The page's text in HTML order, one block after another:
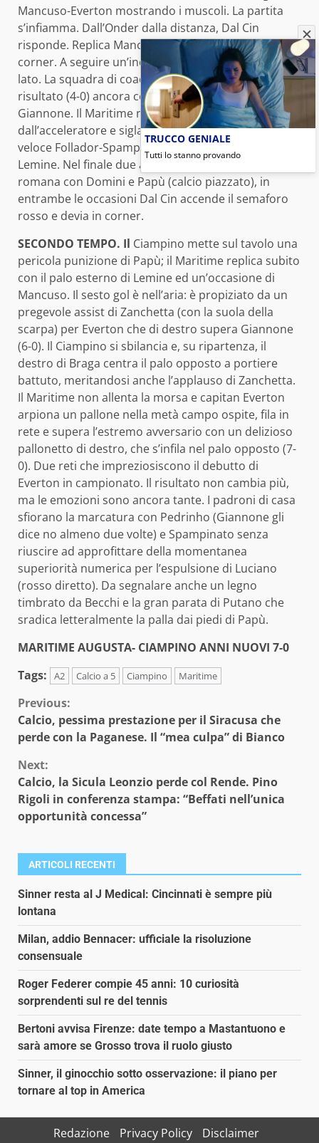
Mancuso-Everton mostrando i muscoli. La partita
s’infiamma. Dall’Onder dalla distanza, Dal Cin
risponde. Replica Mancuso, Giannone devia in
corner. A seguire un’incornata di Dall’Onder, palla a
lato. La squadra di coach Miki Garcia Belda allarga il
risultato (4-0) ancora con Spampinato che beffa
Giannone. Il Maritime non alza il piede
dall’acceleratore e sigla il 5 a 0, frutto di un scambio
veloce Follador-Spampinato concretato in rete da
Lemine. Nel finale due azioni della formazione
romana con Domini e Papù (calcio piazzato), in
entrambe le occasioni Dal Cin accende il semaforo
rosso e devia in corner.
SECONDO TEMPO. Il Ciampino mette sul tavolo una
pericola punizione di Papù; il Maritime replica subito
con il palo esterno di Lemine ed un’occasione di
Mancuso. Il sesto gol è nell’aria: è propiziato da un
pregevole assist di Zanchetta (con la suola della
scarpa) per Everton che di destro supera Giannone
(6-0). Il Ciampino si sbilancia e, su ripartenza, il
destro di Braga centra il palo opposto a portiere
battuto, meritandosi anche l’applauso di Zanchetta.
Il Maritime non allenta la morsa e capitan Everton
arpiona un pallone nella metà campo ospite, fila in
rete e supera l’estremo avversario con un delizioso
pallonetto di destro, che s’infila nel palo opposto (7-
0). Due reti che impreziosiscono il debutto di
Everton in campionato. Il risultato non cambia più,
ma le emozioni sono ancora tante. I padroni di casa
sfiorano la marcatura con Pedrinho (Giannone gli
dice no almeno due volte) e Spampinato senza
riuscire ad approfittare della momentanea
superiorità numerica per l’espulsione di Luciano
(rosso diretto). Da segnalare anche un legno
timbrato da Becchi e la gran parata di Putano che
sradica letteralmente la palla dai piedi di Papù.
MARITIME AUGUSTA- CIAMPINO ANNI NUOVI 7-0
Tags:
A2 Calcio a 5 Ciampino Maritime
Continue
Reading
Previous:
Calcio, pessima prestazione per il Siracusa che
perde con la Paganese. Il “mea culpa” di Bianco
Next:
Calcio, la Sicula Leonzio perde col Rende. Pino
Rigoli in conferenza stampa: “Beffati nell’unica
opportunità concessa”
ARTICOLI RECENTI
Sinner resta al J Medical: Cincinnati è sempre più
lontana
Milan, addio Bennacer: ufficiale la risoluzione
consensuale
Roger Federer compie 45 anni: 10 curiosità
sorprendenti sul re del tennis
Bertoni avvisa Firenze: date tempo a Mastantuono e
sarà amore se Grosso trova il ruolo giusto
Sinner, il ginocchio sotto osservazione: il piano per
tornare al top in America
Redazione Privacy Policy Disclaimer
TRUCCO GENIALE
Tutti lo stanno provando